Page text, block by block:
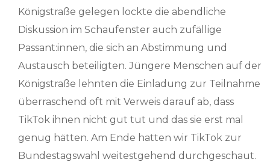
Königstraße gelegen lockte die abendliche
Diskussion im Schaufenster auch zufällige
Passant:innen, die sich an Abstimmung und
Austausch beteiligten. Jüngere Menschen auf der
Königstraße lehnten die Einladung zur Teilnahme
überraschend oft mit Verweis darauf ab, dass
TikTok ihnen nicht gut tut und das sie erst mal
genug hätten. Am Ende hatten wir TikTok zur
Bundestagswahl weitestgehend durchgeschaut.